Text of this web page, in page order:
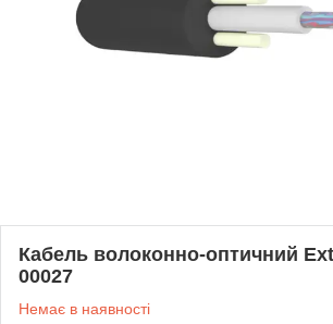
Кабель волоконно-оптичний
00027
Немає в наявності